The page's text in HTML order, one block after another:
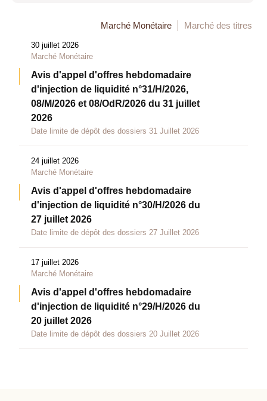
Marché Monétaire Marché des titres
30 juillet 2026
Marché Monétaire
Avis d'appel d'offres hebdomadaire
d'injection de liquidité n°31/H/2026,
08/M/2026 et 08/OdR/2026 du 31 juillet
2026
Date limite de dépôt des dossiers 31 Juillet 2026
24 juillet 2026
Marché Monétaire
Avis d'appel d'offres hebdomadaire
d'injection de liquidité n°30/H/2026 du
27 juillet 2026
Date limite de dépôt des dossiers 27 Juillet 2026
17 juillet 2026
Marché Monétaire
Avis d'appel d'offres hebdomadaire
d'injection de liquidité n°29/H/2026 du
20 juillet 2026
Date limite de dépôt des dossiers 20 Juillet 2026